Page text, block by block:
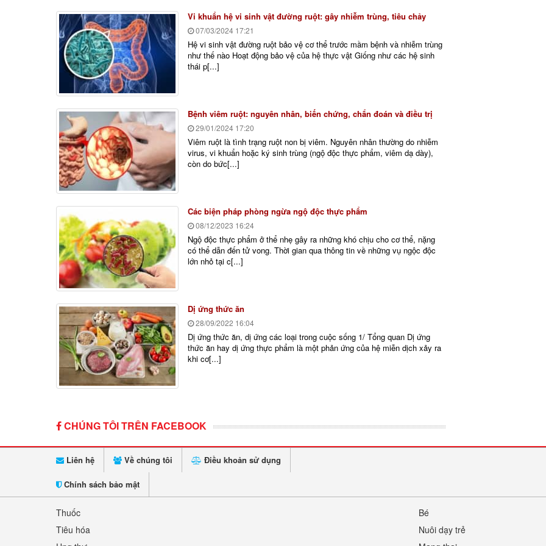
Vi khuẩn hệ vi sinh vật đường ruột: gây nhiễm trùng, tiêu chảy
07/03/2024 17:21
Hệ vi sinh vật đường ruột bảo vệ cơ thể trước mầm bệnh và nhiễm trùng
như thế nào Hoạt động bảo vệ của hệ thực vật Giống như các hệ sinh
thái p[...]
Bệnh viêm ruột: nguyên nhân, biến chứng, chẩn đoán và điều trị
29/01/2024 17:20
Viêm ruột là tình trạng ruột non bị viêm. Nguyên nhân thường do nhiễm
virus, vi khuẩn hoặc ký sinh trùng (ngộ độc thực phẩm, viêm dạ dày),
còn do bức[...]
Các biện pháp phòng ngừa ngộ độc thực phẩm
08/12/2023 16:24
Ngộ độc thực phẩm ở thể nhẹ gây ra những khó chịu cho cơ thể, nặng
có thể dẫn đến tử vong. Thời gian qua thông tin về những vụ ngộc độc
lớn nhỏ tại c[...]
Dị ứng thức ăn
28/09/2022 16:04
Dị ứng thức ăn, dị ứng các loại trong cuộc sống 1/ Tổng quan Dị ứng
thức ăn hay dị ứng thực phẩm là một phản ứng của hệ miễn dịch xảy ra
khi cơ[...]
CHÚNG TÔI TRÊN FACEBOOK
Liên hệ Về chúng tôi Điều khoản sử dụng
Chính sách bảo mật
Thuốc
Tiêu hóa
Bé
Nuôi dạy trẻ